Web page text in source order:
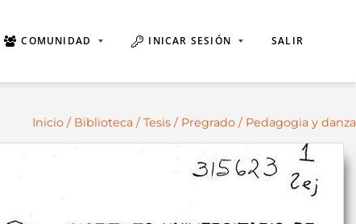
COMUNIDAD INICAR SESIÓN SALIR
Inicio / Biblioteca /Tesis / Pregrado / Pedagogia y danza